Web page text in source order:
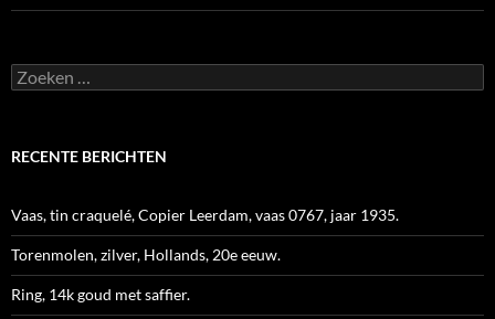
Zoeken
naar:
RECENTE BERICHTEN
Vaas, tin craquelé, Copier Leerdam, vaas 0767, jaar 1935.
Torenmolen, zilver, Hollands, 20e eeuw.
Ring, 14k goud met saffier.